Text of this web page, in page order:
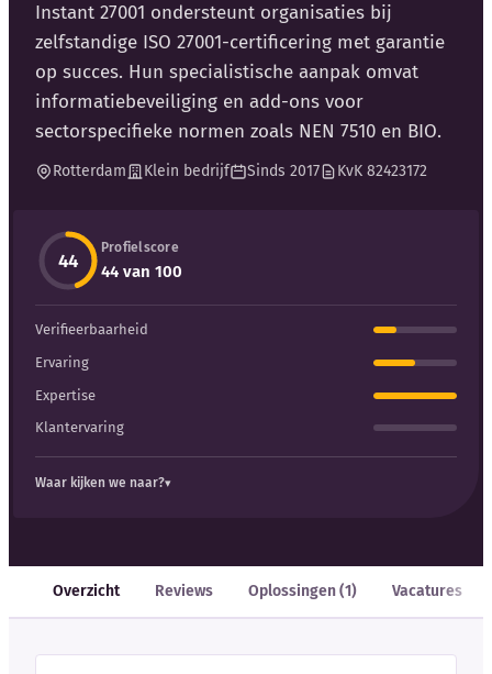
Bedrijfsupdates
Externe bronnen
Woordenboek
Auteurs
Instant 27001 ondersteunt organisaties bij
zelfstandige ISO 27001-certificering met garantie
op succes. Hun specialistische aanpak omvat
informatiebeveiliging en add-ons voor
sectorspecifieke normen zoals NEN 7510 en BIO.
Rotterdam Klein bedrijf Sinds 2017 KvK 82423172
44
Profielscore
44 van 100
Verifieerbaarheid
Ervaring
Expertise
Klantervaring
Waar kijken we naar?
Overzicht Reviews Oplossingen (1) Vacatures